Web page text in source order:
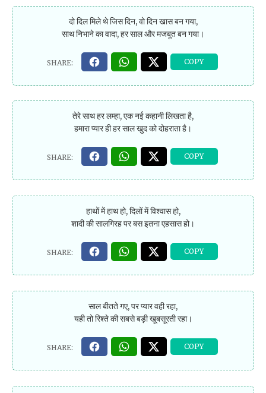
दो दिल मिले थे जिस दिन, वो दिन खास बन गया,
साथ निभाने का वादा, हर साल और मजबूत बन गया।
तेरे साथ हर लम्हा, एक नई कहानी लिखता है,
हमारा प्यार ही हर साल खुद को दोहराता है।
हाथों में हाथ हो, दिलों में विश्वास हो,
शादी की सालगिरह पर बस इतना एहसास हो।
साल बीतते गए, पर प्यार वही रहा,
यही तो रिश्ते की सबसे बड़ी खूबसूरती रहा।